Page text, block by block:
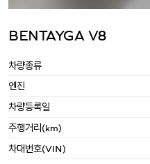
BENTAYGA V8
차량종류
엔진
차량등록일
주행거리(km)
차대번호(VIN)